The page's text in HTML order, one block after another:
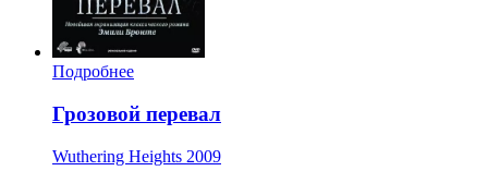
Подробнее
Грозовой перевал
Wuthering Heights 2009